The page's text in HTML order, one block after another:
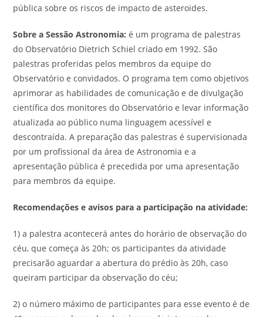
pública sobre os riscos de impacto de asteroides.
Sobre a Sessão Astronomia: é um programa de palestras
do Observatório Dietrich Schiel criado em 1992. São
palestras proferidas pelos membros da equipe do
Observatório e convidados. O programa tem como objetivos
aprimorar as habilidades de comunicação e de divulgação
científica dos monitores do Observatório e levar informação
atualizada ao público numa linguagem acessível e
descontraída. A preparação das palestras é supervisionada
por um profissional da área de Astronomia e a
apresentação pública é precedida por uma apresentação
para membros da equipe.
Recomendações e avisos para a participação na atividade:
1) a palestra acontecerá antes do horário de observação do
céu, que começa às 20h; os participantes da atividade
precisarão aguardar a abertura do prédio às 20h, caso
queiram participar da observação do céu;
2) o número máximo de participantes para esse evento é de